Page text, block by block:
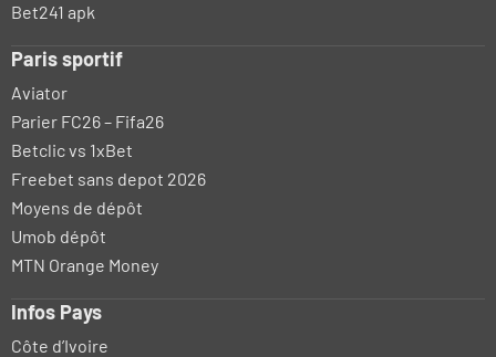
Bet241 apk
Paris sportif
Aviator
Parier FC26 – Fifa26
Betclic vs 1xBet
Freebet sans depot 2026
Moyens de dépôt
Umob dépôt
MTN Orange Money
Infos Pays
Côte d’Ivoire